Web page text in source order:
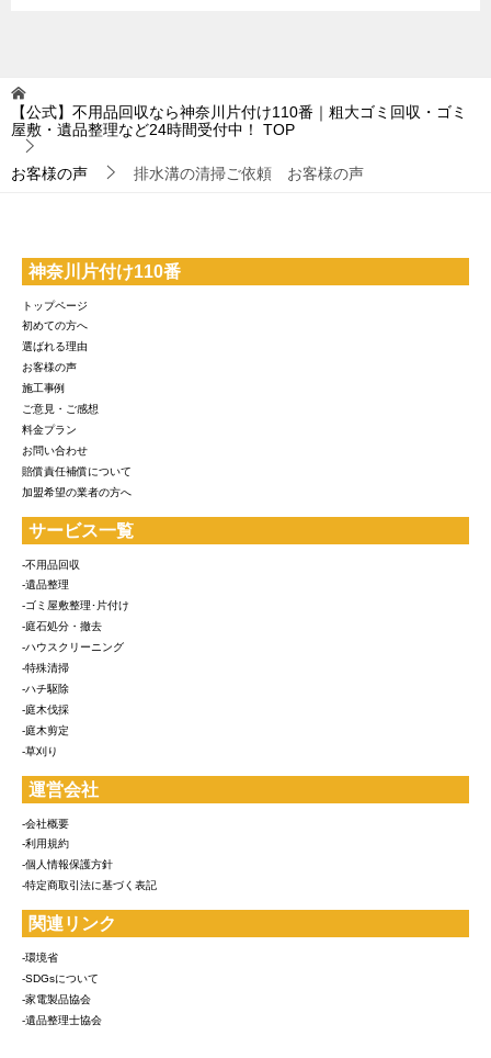
【公式】不用品回収なら神奈川片付け110番｜粗大ゴミ回収・ゴミ
屋敷・遺品整理など24時間受付中！
TOP
お客様の声 排水溝の清掃ご依頼 お客様の声
神奈川片付け110番
トップページ
初めての方へ
選ばれる理由
お客様の声
施工事例
ご意見・ご感想
料金プラン
お問い合わせ
賠償責任補償について
加盟希望の業者の方へ
サービス一覧
-不用品回収
-遺品整理
-ゴミ屋敷整理･片付け
-庭石処分・撤去
-ハウスクリーニング
-特殊清掃
-ハチ駆除
-庭木伐採
-庭木剪定
-草刈り
運営会社
-会社概要
-利用規約
-個人情報保護方針
-特定商取引法に基づく表記
関連リンク
-環境省
-SDGsについて
-家電製品協会
-遺品整理士協会